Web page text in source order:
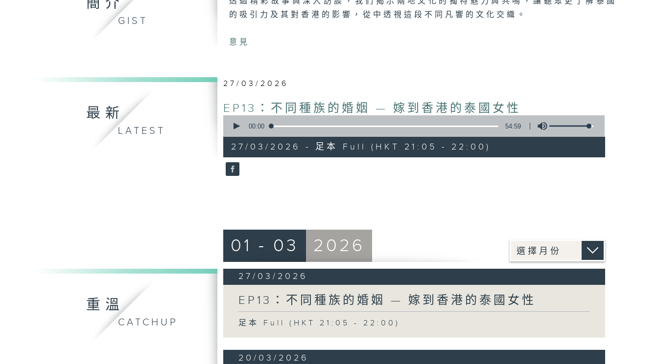
簡介
GIST
的吸引力及其對香港的影響，從中透視這段不同凡響的文化交織。
意見
最新
LATEST
27/03/2026
EP13：不同種族的婚姻 — 嫁到香港的泰國女性
seconds
54
minutes,
59
seconds
90%
00:00 54:59
27/03/2026 - 足本 Full (HKT 21:05 - 22:00)
重溫
CATCHUP
01 - 03 2026
27/03/2026
EP13：不同種族的婚姻 — 嫁到香港的泰國女性
足本 Full (HKT 21:05 - 22:00)
20/03/2026